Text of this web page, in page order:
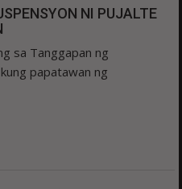
NI PUJALTE
sa Tanggapan ng
papatawan ng